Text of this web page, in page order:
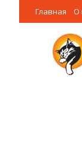
Главная О